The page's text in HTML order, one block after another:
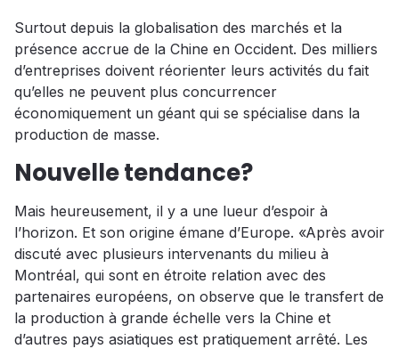
Surtout depuis la globalisation des marchés et la
présence accrue de la Chine en Occident. Des milliers
d’entreprises doivent réorienter leurs activités du fait
qu’elles ne peuvent plus concurrencer
économiquement un géant qui se spécialise dans la
production de masse.
Nouvelle tendance?
Mais heureusement, il y a une lueur d’espoir à
l’horizon. Et son origine émane d’Europe. «Après avoir
discuté avec plusieurs intervenants du milieu à
Montréal, qui sont en étroite relation avec des
partenaires européens, on observe que le transfert de
la production à grande échelle vers la Chine et
d’autres pays asiatiques est pratiquement arrêté. Les